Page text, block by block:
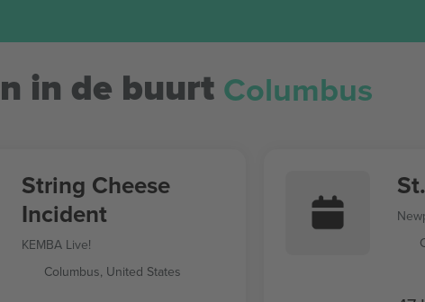
in de buurt Columbus
String Cheese
Incident
KEMBA Live!
Columbus, United States